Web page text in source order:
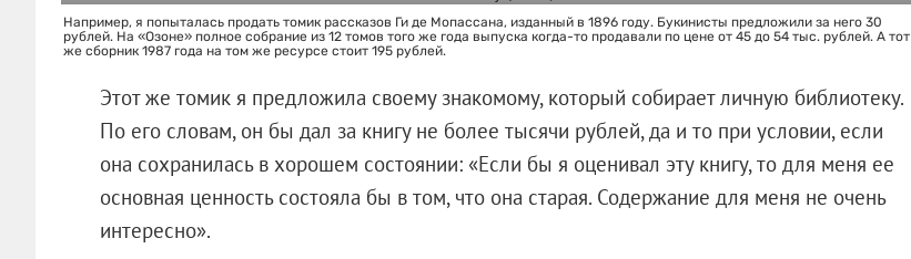
Например, я попыталась продать томик рассказов Ги де Мопассана, изданный в 1896 году. Букинисты предложили за него 30
рублей. На «Озоне» полное собрание из 12 томов того же года выпуска когда-то продавали по цене от 45 до 54 тыс. рублей. А тот
же сборник 1987 года на том же ресурсе стоит 195 рублей.
Этот же томик я предложила своему знакомому, который собирает личную библиотеку.
По его словам, он бы дал за книгу не более тысячи рублей, да и то при условии, если
она сохранилась в хорошем состоянии: «Если бы я оценивал эту книгу, то для меня ее
основная ценность состояла бы в том, что она старая. Содержание для меня не очень
интересно».